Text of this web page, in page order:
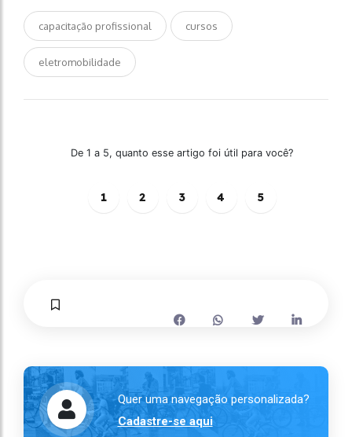
capacitação profissional cursos
eletromobilidade
De 1 a 5, quanto esse artigo foi útil para você?
1 2 3 4 5
Quer uma navegação personalizada?
Cadastre-se aqui